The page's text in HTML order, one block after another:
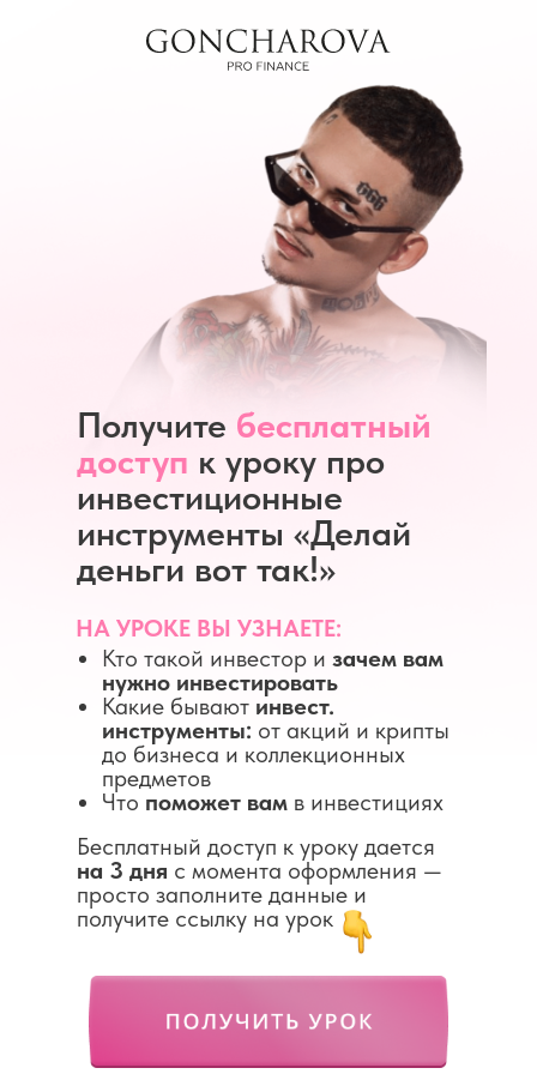
НА УРОКЕ ВЫ УЗНАЕТЕ:
Кто такой инвестор и зачем вам
нужно инвестировать
Какие бывают инвест.
инструменты: от акций и крипты
до бизнеса и коллекционных
предметов
Что поможет вам в инвестициях
Бесплатный доступ к уроку дается
на 3 дня с момента оформления —
просто заполните данные и
получите ссылку на урок
Получите бесплатный
доступ к уроку про
инвестиционные
инструменты «Делай
деньги вот так!»